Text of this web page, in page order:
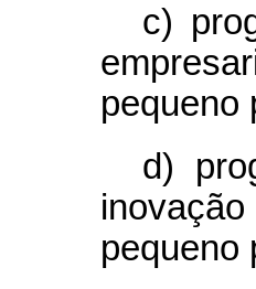
c)
pequeno
d)
pequeno